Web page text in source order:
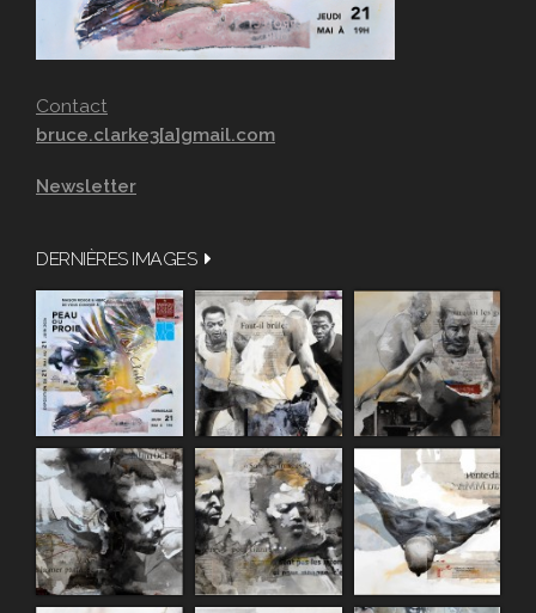
Contact
bruce.clarke3[a]gmail.com
Newsletter
DERNIÈRES IMAGES